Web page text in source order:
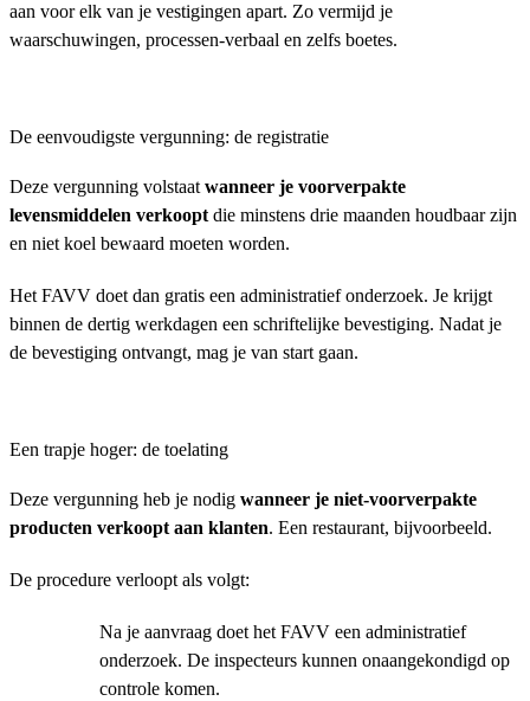
aan voor elk van je vestigingen apart. Zo vermijd je
waarschuwingen, processen-verbaal en zelfs boetes.
De eenvoudigste vergunning: de registratie
Deze vergunning volstaat wanneer je voorverpakte
levensmiddelen verkoopt die minstens drie maanden houdbaar zijn
en niet koel bewaard moeten worden.
Het FAVV doet dan gratis een administratief onderzoek. Je krijgt
binnen de dertig werkdagen een schriftelijke bevestiging. Nadat je
de bevestiging ontvangt, mag je van start gaan.
Een trapje hoger: de toelating
Deze vergunning heb je nodig wanneer je niet-voorverpakte
producten verkoopt aan klanten. Een restaurant, bijvoorbeeld.
De procedure verloopt als volgt:
Na je aanvraag doet het FAVV een administratief
onderzoek. De inspecteurs kunnen onaangekondigd op
controle komen.